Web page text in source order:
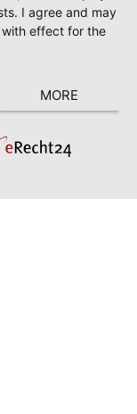
I agree and may
effect for the
MORE